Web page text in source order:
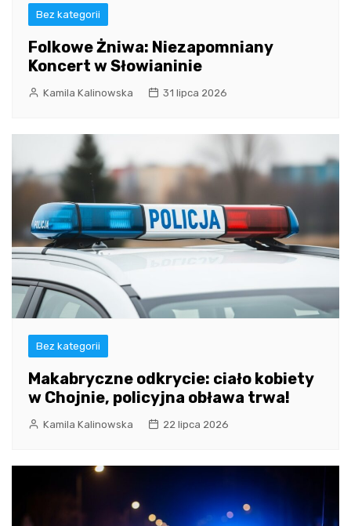
Bez kategorii
Folkowe Żniwa: Niezapomniany
Koncert w Słowianinie
Kamila Kalinowska 31 lipca 2026
Bez kategorii
Makabryczne odkrycie: ciało kobiety
w Chojnie, policyjna obława trwa!
Kamila Kalinowska 22 lipca 2026